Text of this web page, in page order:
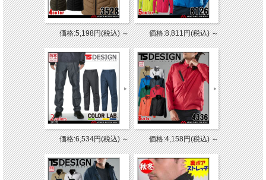
価格:5,198円(税込)～ 価格:8,811円(税込)～
価格:6,534円(税込)～ 価格:4,158円(税込)～